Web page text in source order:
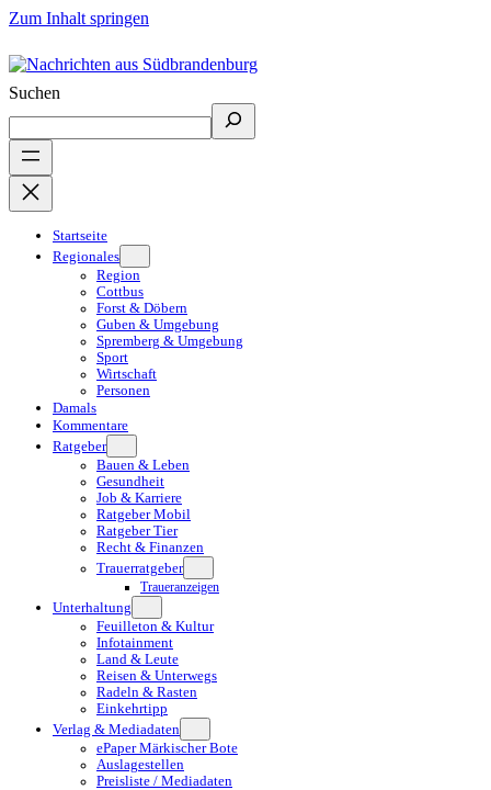
Zum Inhalt springen
Suchen
Startseite
Regionales
Region
Cottbus
Forst & Döbern
Guben & Umgebung
Spremberg & Umgebung
Sport
Wirtschaft
Personen
Damals
Kommentare
Ratgeber
Bauen & Leben
Gesundheit
Job & Karriere
Ratgeber Mobil
Ratgeber Tier
Recht & Finanzen
Trauerratgeber
Traueranzeigen
Unterhaltung
Feuilleton & Kultur
Infotainment
Land & Leute
Reisen & Unterwegs
Radeln & Rasten
Einkehrtipp
Verlag & Mediadaten
ePaper Märkischer Bote
Auslagestellen
Preisliste / Mediadaten